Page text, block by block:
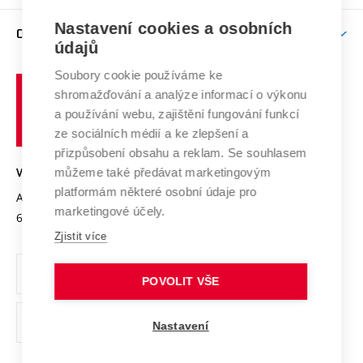
E-přihláška
Závěrečné práce
Doktorské studium
Studium bez bariér
Podpora podnikání
Mezinárodní vědecká rada
Systém zajišťování kvality výzkumu
Výzkumné infrastruktury
Transfer znalostí
Open Science
Projekty
Projekty ze strukturálních fondů
Specifický výzkum
Firemní spolupráce
Zahraniční spolupráce
Spolupráce se školami
Mezinárodní dohody
Univerzitní sítě
O UNIVERZITĚ
Profil univerzity
Udržitelná univerzita
Podnikavá univerzita / ContriBUTe
Bezpečná univerzita
Vyznamenání
Organizační struktura
Ochrana osobních údajů
odkaz)
učení
technické
Brně
VYSOKÉ UČENÍ TECHNICKÉ V BRNĚ
Antonínská 548/1
602 00 Brno
www.vut.cz
vut@vutbr.cz
Nastavení cookies a osobních
údajů
Soubory cookie používáme ke
shromažďování a analýze informací o výkonu
a používání webu, zajištění fungování funkcí
ze sociálních médií a ke zlepšení a
přizpůsobení obsahu a reklam. Se souhlasem
můžeme také předávat marketingovým
platformám některé osobní údaje pro
marketingové účely.
Zjistit více
POVOLIT VŠE
Nastavení